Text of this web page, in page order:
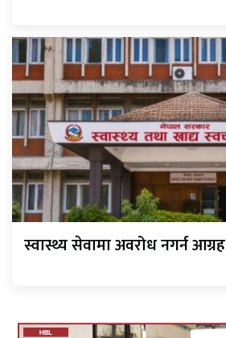
स्वास्थ्य सेवामा अवरोध नगर्न आग्रह